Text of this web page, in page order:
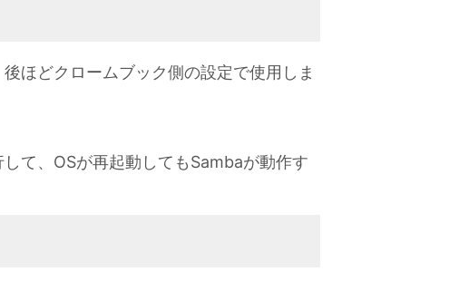
ほどクロームブック側の設定で使用しま
て、OSが再起動してもSambaが動作す